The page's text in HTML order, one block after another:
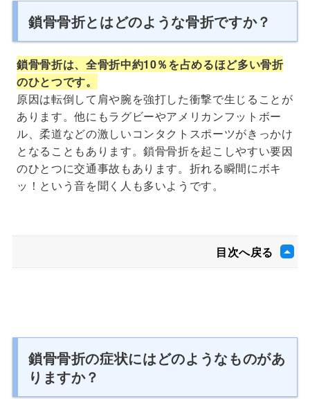
鎖骨骨折とはどのような骨折ですか？
鎖骨骨折は、全骨折中約10％を占めるほど多い骨折
のひとつです。
原因は転倒して肩や腕を強打した衝撃で生じることが
あります。他にもラグビーやアメリカンフットボー
ル、柔道などの激しいコンタクトスポーツがきっかけ
となることもあります。鎖骨骨折を起こしやすい要因
のひとつに交通事故もあります。折れる瞬間にボキ
ッ！という音を聞く人も多いようです。
目次へ戻る
鎖骨骨折の症状にはどのようなものがあ
りますか？